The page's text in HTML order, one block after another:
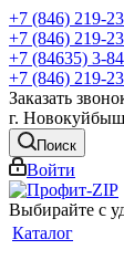
+7 (846) 219-
+7 (846) 219-
+7 (84635) 3-
+7 (846) 219-
Заказать
г.
Поиск
Войти
Выбирайте с
Каталог